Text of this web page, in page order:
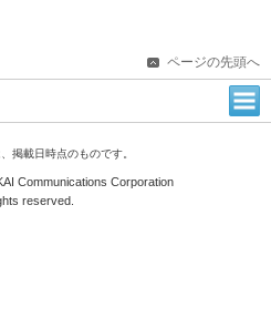
ページの先頭へ
掲載日時点のものです。
Communications Corporation
reserved.